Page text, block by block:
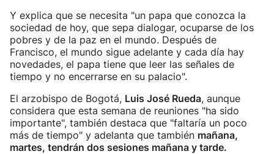
Y explica que se necesita "un papa que conozca la
sociedad de hoy, que sepa dialogar, ocuparse de los
pobres y de la paz en el mundo. Después de
Francisco, el mundo sigue adelante y cada día hay
novedades, el papa tiene que leer las señales de
tiempo y no encerrarse en su palacio".
El arzobispo de Bogotá, Luis José Rueda, aunque
considera que esta semana de reuniones "ha sido
importante", también destaca que "faltaría un poco
más de tiempo" y adelanta que también mañana,
martes, tendrán dos sesiones mañana y tarde.